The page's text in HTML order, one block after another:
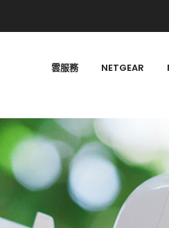
雲服務 NETGEAR